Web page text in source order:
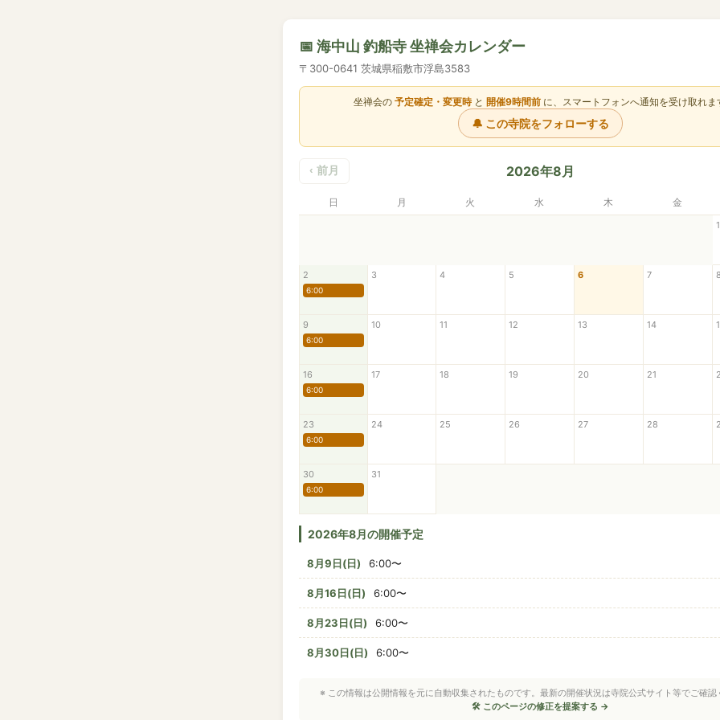
📅 海中山 釣船寺 坐禅会カレンダー
〒300-0641 茨城県稲敷市浮島3583
坐禅会の 予定確定・変更時と 開催9時間前 に、スマートフォンへ通知を受け取れま
🔔 この寺院をフォローする
‹ 前月 2026年8月
日 月 火 水 木 金
1
2
6:00
3 4 5 6 7 8
9
6:00
10 11 12 13 14
16
6:00
17 18 19 20 21
23
6:00
24 25 26 27 28
30
6:00
31
2026年8月の開催予定
8月9日(日) 6:00〜
8月16日(日) 6:00〜
8月23日(日) 6:00〜
8月30日(日) 6:00〜
※ この情報は公開情報を元に自動収集されたものです。最新の開催状況は寺院公式サイト等でご確認
🛠 このページの修正を提案する →